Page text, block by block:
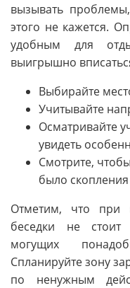
вызывать
этого не кажется.
удобным для
выигрышно
Выбирайте
Учитывайте
Осматривайте
увидеть
Смотрите,
было
Отметим, что при
беседки не стоит
могущих
Спланируйте зону
по ненужным